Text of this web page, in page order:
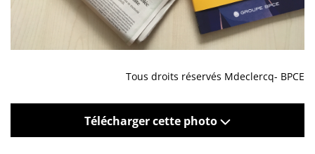
Tous droits réservés Mdeclercq- BPCE
Télécharger cette photo